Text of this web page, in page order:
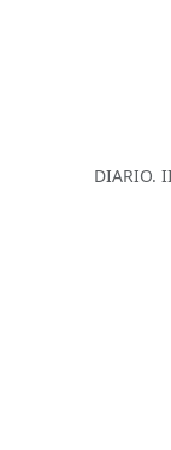
DIARIO.